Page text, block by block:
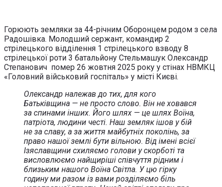
Горюють земляки за 44-річним Оборонцем родом з села
Радошівка. Молодший сержант, командир 2
стрілецького відділення 1 стрілецького взводу 8
стрілецької роти 3 батальйону Стельмашук Олександр
Степанович помер 26 жовтня 2025 року у стінах НВМКЦ
«Головний військовий госпіталь» у місті Києві.
Олександр належав до тих, для кого
Батьківщина — не просто слово. Він не ховався
за спинами інших. Його шлях — це шлях Воїна,
патріота, людини честі. Наш земляк ішов у бій
не за славу, а за життя майбутніх поколінь, за
право нашої землі бути вільною. Від імені всієї
Ізяславщини схиляємо голови у скорботі та
висловлюємо найщиріші співчуття рідним і
близьким нашого Воїна Світла. У цю гірку
годину ми разом із вами розділяємо біль